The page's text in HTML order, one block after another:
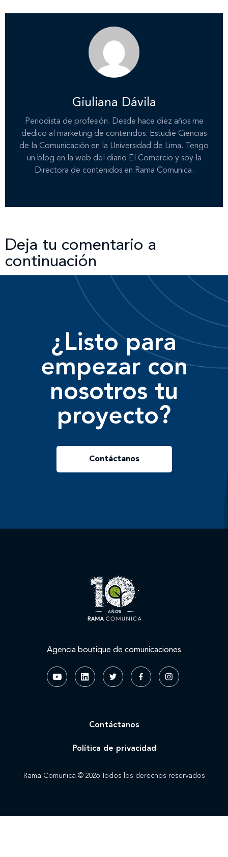
Giuliana Dávila
Periodista de profesión. Desde hace diez años me
dedico al marketing de contenidos. Estudié Ciencias
de la Comunicación en la Universidad de Lima. Tengo
un blog en la web del diario El Comercio y soy la
Directora de contenidos en Rama Comunica.
Deja tu comentario a
continuación
¿Listo para
empezar con
nosotros tu
proyecto?
Contáctanos
Agencia boutique de comunicaciones
Rama Comunica © 2026 Todos los derechos reservados
Contáctanos
Política de privacidad